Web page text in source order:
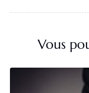
Vous